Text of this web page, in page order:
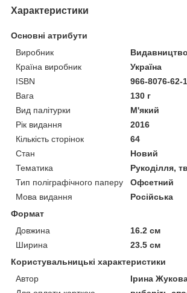
Характеристики
Основні атрибути
Виробник
Країна виробник
Україна
ISBN
966-8076-62-1
Вага
130 г
Вид палітурки
М'який
Рік видання
2016
Кількість сторінок
64
Стан
Новий
Тематика
Рукоділля,
Тип поліграфічного паперу
Офсетний
Мова видання
Російська
Формат
Довжина
16.2 см
Ширина
23.5 см
Користувальницькі характеристики
Автор
Ірина